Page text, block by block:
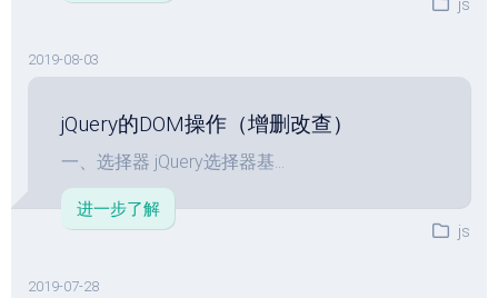
js
2019-08-03
jQuery的DOM操作（增删改查）
一、选择器 jQuery选择器基...
进一步了解
js
2019-07-28